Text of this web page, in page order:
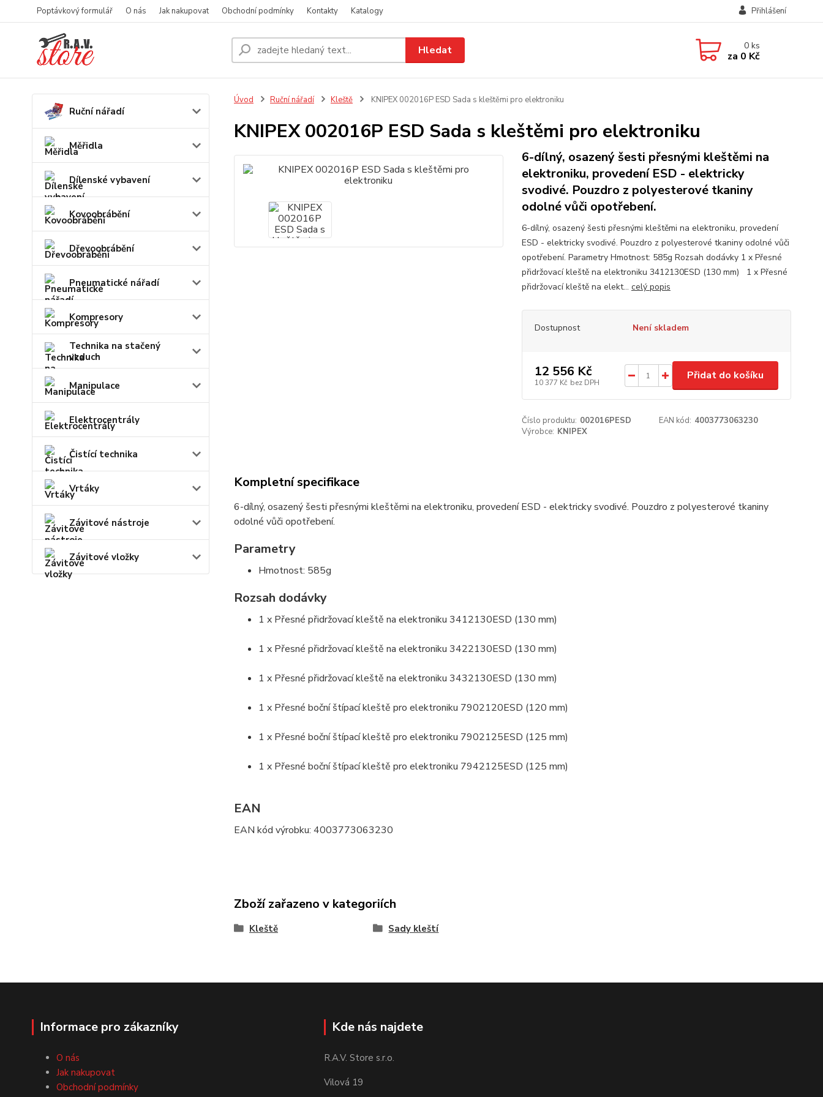
Poptávkový formulář O nás Jak nakupovat Obchodní podmínky Kontakty Katalogy Přihlášení
Hledat 0ks
za 0 Kč
Ruční nářadí
Měřidla
Dílenské vybavení
Kovoobrábění
Dřevoobrábění
Pneumatické nářadí
Kompresory
Technika na stačený
vzduch
Manipulace
Elektrocentrály
Čistící technika
Vrtáky
Závitové nástroje
Závitové vložky
Úvod Ruční nářadí Kleště KNIPEX 002016P ESD Sada s kleštěmi pro elektroniku
KNIPEX 002016P ESD Sada s kleštěmi pro elektroniku
6-dílný, osazený šesti přesnými kleštěmi na
elektroniku, provedení ESD - elektricky
svodivé. Pouzdro z polyesterové tkaniny
odolné vůči opotřebení.
6-dílný, osazený šesti přesnými kleštěmi na elektroniku, provedení
ESD - elektricky svodivé. Pouzdro z polyesterové tkaniny odolné vůči
opotřebení. Parametry Hmotnost: 585g Rozsah dodávky 1 x Přesné
přidržovací kleště na elektroniku 3412130ESD (130 mm) 1 x Přesné
přidržovací kleště na elekt... celý popis
Dostupnost Není skladem
12 556 Kč
10 377 Kč bez DPH
Přidat do košíku
Číslo produktu: 002016PESD EAN kód: 4003773063230
Výrobce: KNIPEX
Kompletní specifikace
6-dílný, osazený šesti přesnými kleštěmi na elektroniku, provedení ESD - elektricky svodivé. Pouzdro z polyesterové tkaniny
odolné vůči opotřebení.
Parametry
Hmotnost: 585g
Rozsah dodávky
1 x Přesné přidržovací kleště na elektroniku 3412130ESD (130 mm)
1 x Přesné přidržovací kleště na elektroniku 3422130ESD (130 mm)
1 x Přesné přidržovací kleště na elektroniku 3432130ESD (130 mm)
1 x Přesné boční štípací kleště pro elektroniku 7902120ESD (120 mm)
1 x Přesné boční štípací kleště pro elektroniku 7902125ESD (125 mm)
1 x Přesné boční štípací kleště pro elektroniku 7942125ESD (125 mm)
EAN
EAN kód výrobku: 4003773063230
Zboží zařazeno v kategoriích
Kleště Sady kleští
Informace pro zákazníky
O nás
Jak nakupovat
Obchodní podmínky
Kde nás najdete
R.A.V. Store s.r.o.
Vilová 19